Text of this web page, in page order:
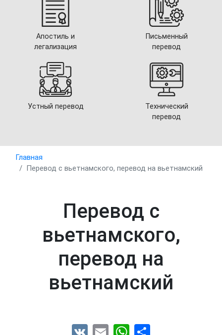
Апостиль и
легализация
Письменный
перевод
Устный перевод
Технический
перевод
Главная
Перевод с вьетнамского, перевод на вьетнамский
Перевод с
вьетнамского,
перевод на
вьетнамский
VK Email WhatsApp